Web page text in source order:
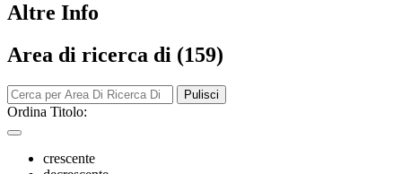
Altre Info
Area di ricerca di (159)
Pulisci
Ordina Titolo:
crescente